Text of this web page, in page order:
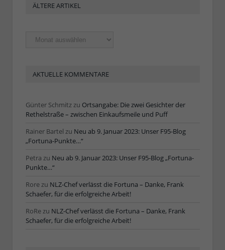
ÄLTERE ARTIKEL
Ältere
Artikel
AKTUELLE KOMMENTARE
Günter Schmitzzu Ortsangabe: Die zwei Gesichter der
Rethelstraße – zwischen Einkaufsmeile und Puff
Rainer Bartel zu Neu ab 9. Januar 2023: Unser F95-Blog
„Fortuna-Punkte…“
Petra zu Neu ab 9. Januar 2023: Unser F95-Blog „Fortuna-
Punkte…“
Rorezu NLZ-Chef verlässt die Fortuna – Danke, Frank
Schaefer, für die erfolgreiche Arbeit!
RoRezu NLZ-Chef verlässt die Fortuna – Danke, Frank
Schaefer, für die erfolgreiche Arbeit!